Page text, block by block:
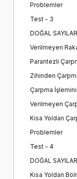
Problemler
Test - 3
DOĞAL
Verilmeyen
Parantezli
Zihinden
Çarpma
Verilmeyen
Kısa Yoldan
Problemler
Test - 4
DOĞAL
Kısa Yoldan